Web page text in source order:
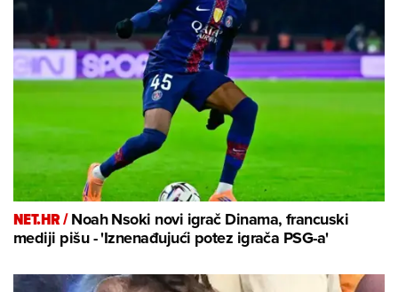
NET.HR /Noah Nsoki novi igrač Dinama, francuski
mediji pišu - 'Iznenađujući potez igrača PSG-a'